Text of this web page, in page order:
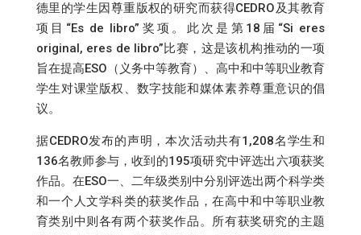
德里的学生因尊重版权的研究而获得CEDRO及其教育
项目“Es de libro”奖项。此次是第18届“Si eres
original, eres de libro”比赛，这是该机构推动的一项
旨在提高ESO（义务中等教育）、高中和中等职业教育
学生对课堂版权、数字技能和媒体素养尊重意识的倡
议。
据CEDRO发布的声明，本次活动共有1,208名学生和
136名教师参与，收到的195项研究中评选出六项获奖
作品。在ESO一、二年级类别中分别评选出两个科学类
和一个人文学科类的获奖作品，在高中和中等职业教
育类别中则各有两个获奖作品。所有获奖研究的主题